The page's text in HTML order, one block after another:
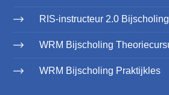
RIS-instructeur 2.0
WRM Bijscholing
WRM Bijscholing Praktijkles